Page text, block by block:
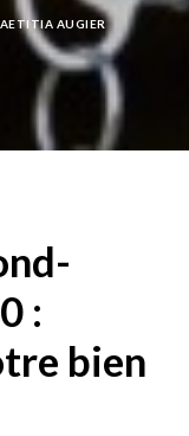
AUGIER
:
bien